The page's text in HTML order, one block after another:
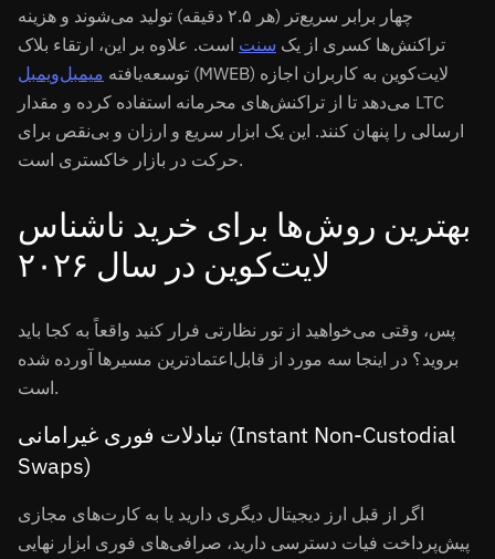
چهار برابر سریع‌تر (هر ۲.۵ دقیقه) تولید می‌شوند و هزینه
تراکنش‌ها کسری از یک سنت است. علاوه بر این، ارتقاء بلاک
توسعه‌یافته میمبل‌ویمبل
(MWEB) لایت‌کوین به کاربران اجازه
می‌دهد تا از تراکنش‌های محرمانه استفاده کرده و مقدار LTC
ارسالی را پنهان کنند. این یک ابزار سریع و ارزان و بی‌نقص برای
حرکت در بازار خاکستری است.
بهترین روش‌ها برای خرید ناشناس
لایت‌کوین در سال ۲۰۲۶
پس، وقتی می‌خواهید از تور نظارتی فرار کنید واقعاً به کجا باید
بروید؟ در اینجا سه مورد از قابل‌اعتمادترین مسیرها آورده شده
است.
تبادلات فوری غیرامانی (Instant Non-Custodial
Swaps)
اگر از قبل ارز دیجیتال دیگری دارید یا به کارت‌های مجازی
پیش‌پرداخت فیات دسترسی دارید، صرافی‌های فوری ابزار نهایی